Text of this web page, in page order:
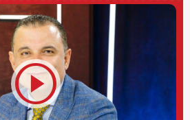
play_circle